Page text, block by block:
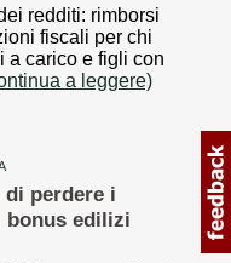
redditi: rimborsi
fiscali per chi
a carico e figli con
a leggere)
perdere i
bonus edilizi